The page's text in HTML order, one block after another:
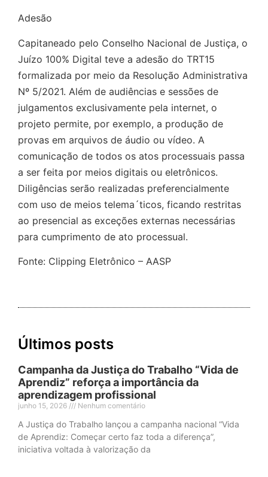
Adesão
Capitaneado pelo Conselho Nacional de Justiça, o
Juízo 100% Digital teve a adesão do TRT15
formalizada por meio da Resolução Administrativa
Nº 5/2021. Além de audiências e sessões de
julgamentos exclusivamente pela internet, o
projeto permite, por exemplo, a produção de
provas em arquivos de áudio ou vídeo. A
comunicação de todos os atos processuais passa
a ser feita por meios digitais ou eletrônicos.
Diligências serão realizadas preferencialmente
com uso de meios telema´ticos, ficando restritas
ao presencial as exceções externas necessárias
para cumprimento de ato processual.
Fonte: Clipping Eletrônico – AASP
Últimos posts
Campanha da Justiça do Trabalho “Vida de
Aprendiz” reforça a importância da
aprendizagem profissional
junho 15, 2026 Nenhum comentário
A Justiça do Trabalho lançou a campanha nacional “Vida
de Aprendiz: Começar certo faz toda a diferença”,
iniciativa voltada à valorização da